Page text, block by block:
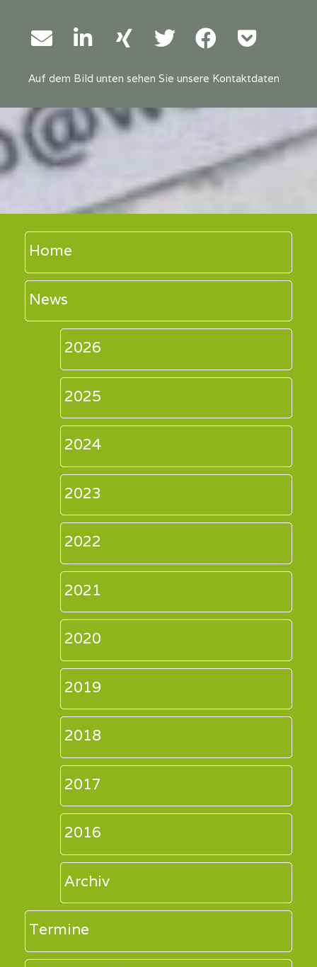
Auf dem Bild unten sehen Sie unsere Kontaktdaten
Home
News
2026
2025
2024
2023
2022
2021
2020
2019
2018
2017
2016
Archiv
Termine